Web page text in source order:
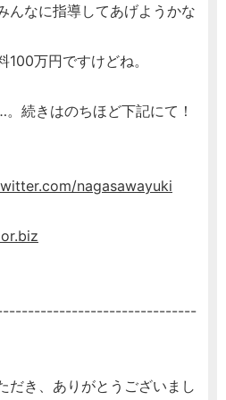
んなに指導してあげようかな
万円ですけどね。
続きはのちほど下記にて！
nagasawayuki
き、ありがとうございまし